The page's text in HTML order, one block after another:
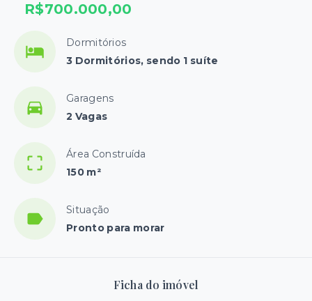
R$700.000,00
Dormitórios
3 Dormitórios, sendo 1 suíte
Garagens
2 Vagas
Área Construída
150 m²
Situação
Pronto para morar
Ficha do imóvel